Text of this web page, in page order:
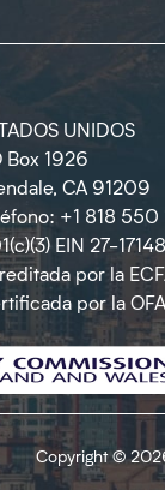
UNIDOS
Box 1926
CA 91209
+1 818 550
EIN 27-
por la
por la
Copyright ©